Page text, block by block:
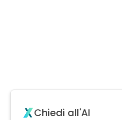
Chiedi all'AI